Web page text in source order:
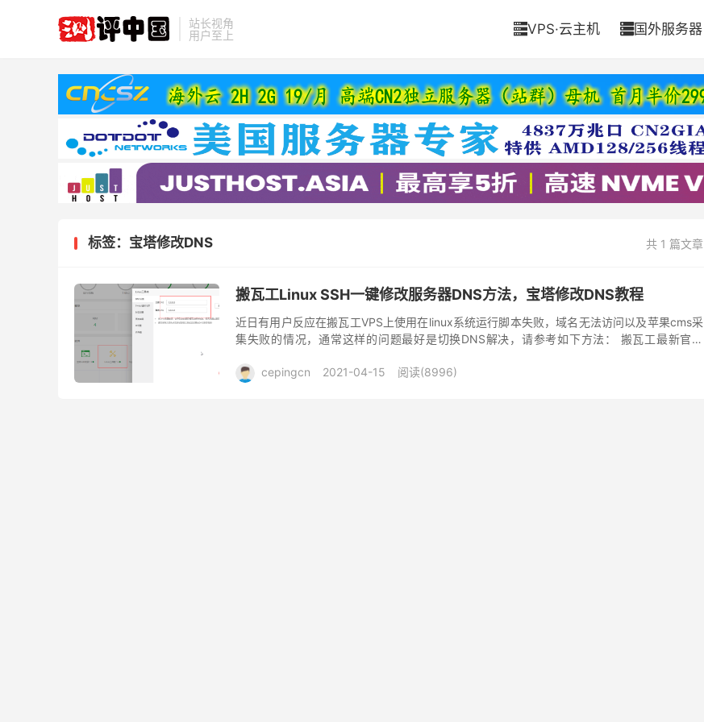
站长视角
用户至上
VPS·云主机 国外服务器
共 1 篇文章
标签：宝塔修改DNS
搬瓦工Linux SSH一键修改服务器DNS方法，宝塔修改DNS教程
近日有用户反应在搬瓦工VPS上使用在linux系统运行脚本失败，域名无法访问以及苹果cms采
集失败的情况，通常这样的问题最好是切换DNS解决，请参考如下方法： 搬瓦工最新官网
cepingcn
2021-04-15 阅读(8996)